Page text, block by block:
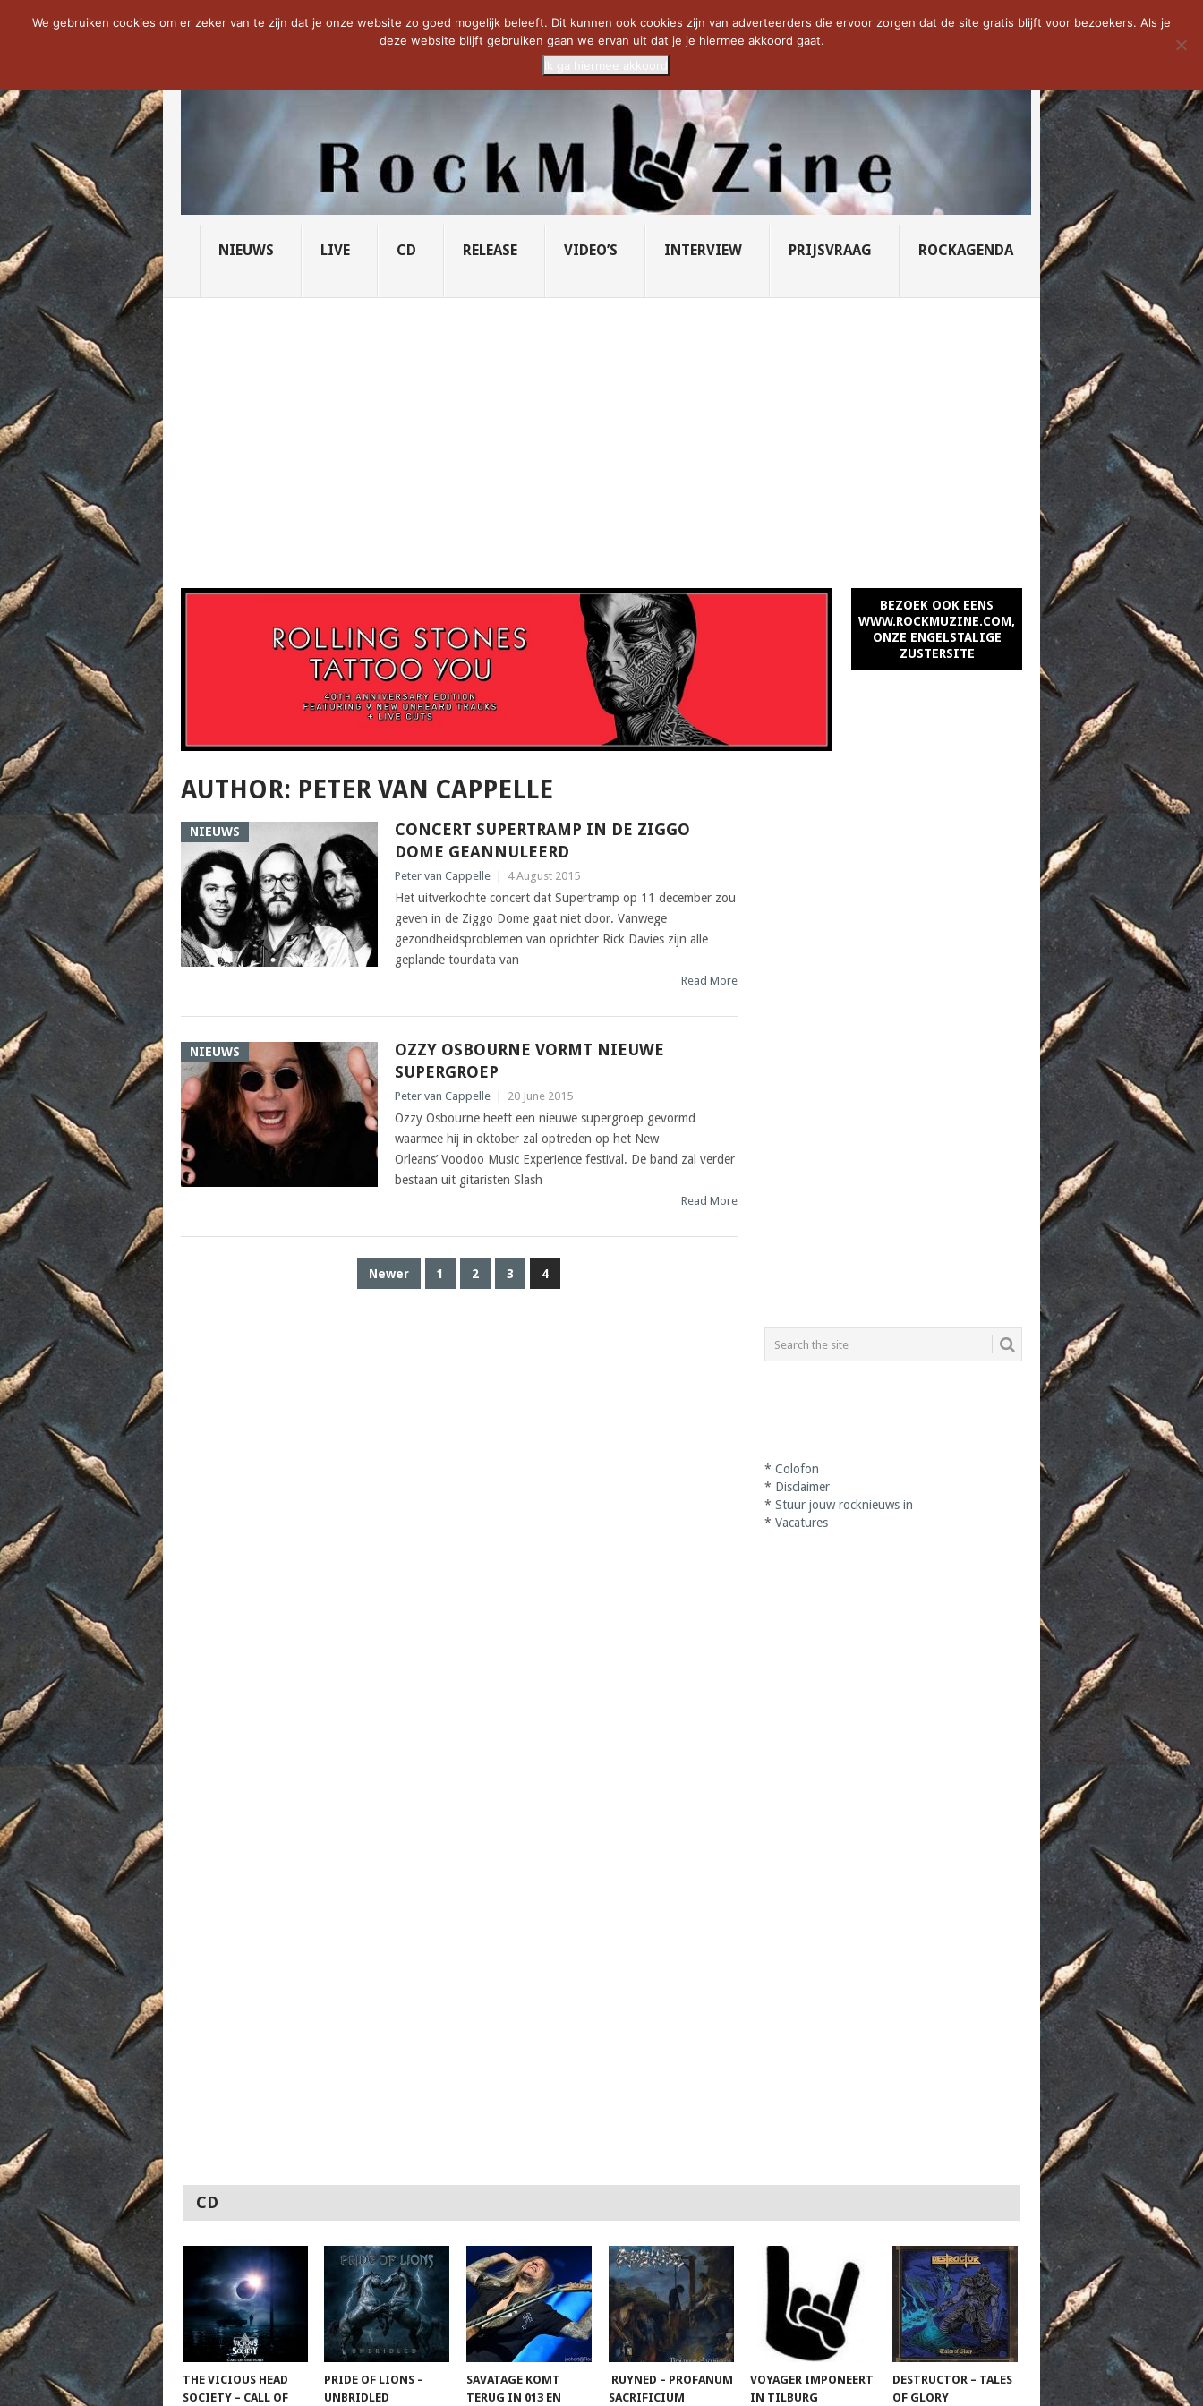
NOW TRENDING: THE VICIOUS HEAD SOCIETY... PRIDE OF LIONS – U... SAVATAGE KOMT TERUG IN 0... CD VAN DE WEEK: SLEEPING...
NIEUWS LIVE CD RELEASE VIDEO’S INTERVIEW PRIJSVRAAG ROCKAGENDA
BEZOEK OOK EENS
WWW.ROCKMUZINE.COM,
ONZE ENGELSTALIGE
ZUSTERSITE
AUTHOR: PETER VAN CAPPELLE
NIEUWS
CONCERT SUPERTRAMP IN DE ZIGGO
DOME GEANNULEERD
Peter van Cappelle 4 August 2015
Het uitverkochte concert dat Supertramp op 11 december zou
geven in de Ziggo Dome gaat niet door. Vanwege
gezondheidsproblemen van oprichter Rick Davies zijn alle
geplande tourdata van
Read More
NIEUWS
OZZY OSBOURNE VORMT NIEUWE
SUPERGROEP
Peter van Cappelle 20 June 2015
Ozzy Osbourne heeft een nieuwe supergroep gevormd
waarmee hij in oktober zal optreden op het New
Orleans’ Voodoo Music Experience festival. De band zal verder
bestaan uit gitaristen Slash
Read More
Newer 1 2 3 4
*Colofon
* Disclaimer
*Stuur jouw rocknieuws in
*Vacatures
CD
THE VICIOUS HEAD
SOCIETY – CALL OF
PRIDE OF LIONS –
UNBRIDLED
SAVATAGE KOMT
TERUG IN 013 EN
RUYNED – PROFANUM
SACRIFICIUM
VOYAGER IMPONEERT
IN TILBURG
DESTRUCTOR – TALES
OF GLORY
We gebruiken cookies om er zeker van te zijn dat je onze website zo goed mogelijk beleeft. Dit kunnen ook cookies zijn van adverteerders die ervoor zorgen dat de site gratis blijft voor bezoekers. Als je
deze website blijft gebruiken gaan we ervan uit dat je je hiermee akkoord gaat.
Ik ga hiermee akkoord